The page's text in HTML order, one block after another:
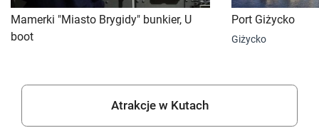
Mamerki "Miasto Brygidy" bunkier, U
boot
Port Giżycko
Giżycko
Atrakcje w Kutach